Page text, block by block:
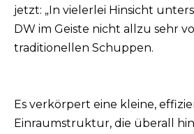
jetzt: „In vielerlei Hinsicht
DW im Geiste nicht allzu sehr
traditionellen Schuppen.
Es verkörpert eine kleine,
Einraumstruktur, die überall